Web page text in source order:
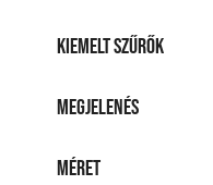
Kiemelt szűrők
Utolsó darabok
Megjelenés
megjelenítés
Méret